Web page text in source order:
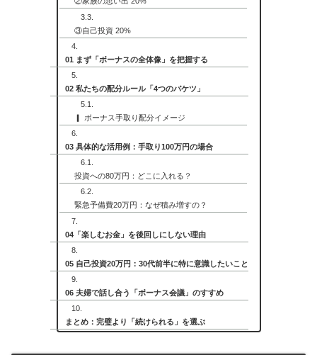
③自己投資 20%
01 まず「ボーナスの全体像」を把握する
02 私たちの配分ルール「4つのバケツ」
▎ ボーナス手取り配分イメージ
03 具体的な活用例：手取り100万円の場合
投資への80万円：どこに入れる？
緊急予備費20万円：なぜ積み増すの？
04「楽しむお金」を後回しにしない理由
05 自己投資20万円：30代前半に特に意識したいこと
06 夫婦で話し合う「ボーナス会議」のすすめ
まとめ：完璧より「続けられる」を選ぶ